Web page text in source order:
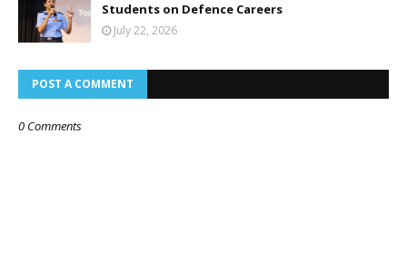
Students on Defence Careers
July 22, 2026
POST A COMMENT
0 Comments